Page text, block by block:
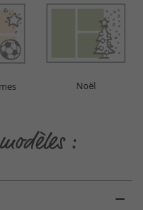
Noël
: